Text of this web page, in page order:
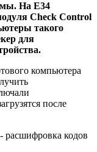
На E34
Check Control
такого
для
компьютера
после